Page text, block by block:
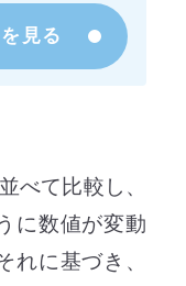
見る
べて比較し、
に数値が変動
れに基づき、